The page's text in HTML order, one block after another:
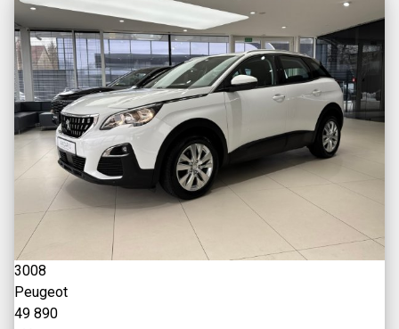
3008
Peugeot
49 890